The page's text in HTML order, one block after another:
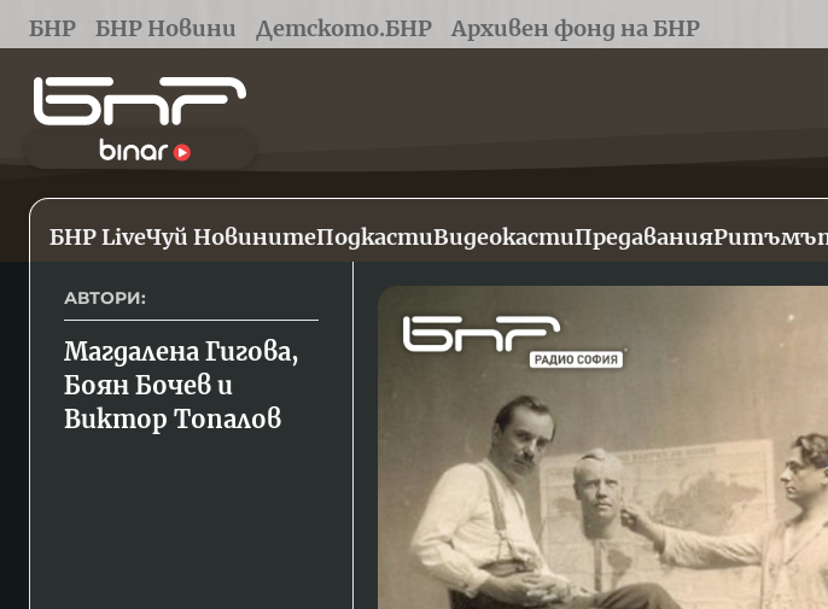
БНР БНР Новини Детското.БНР Архивен фонд на БНР
БНР LiveЧуй НовинитеПодкастиВидеокастиПредавания
АВТОРИ:
Магдалена Гигова,
Боян Бочев и
Виктор Топалов